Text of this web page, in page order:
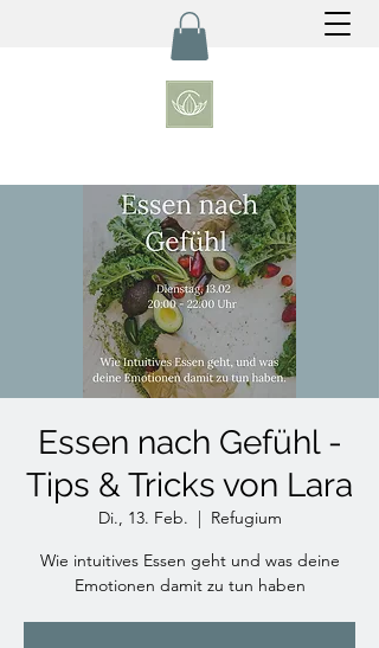
Essen nach Gefühl -
Tips & Tricks von Lara
Di., 13. Feb.
  |
Refugium
Wie intuitives Essen geht und was deine
Emotionen damit zu tun haben